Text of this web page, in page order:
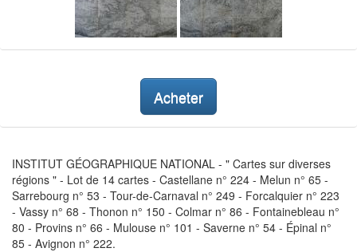
Acheter
INSTITUT GÉOGRAPHIQUE NATIONAL - " Cartes sur diverses
régions " - Lot de 14 cartes - Castellane n° 224 - Melun n° 65 -
Sarrebourg n° 53 - Tour-de-Carnaval n° 249 - Forcalquier n° 223
- Vassy n° 68 - Thonon n° 150 - Colmar n° 86 - Fontainebleau n°
80 - Provins n° 66 - Mulouse n° 101 - Saverne n° 54 - Épinal n°
85 - Avignon n° 222.